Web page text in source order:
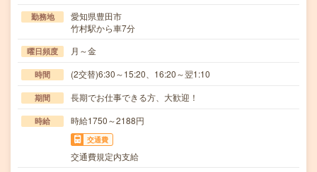
勤務地
愛知県豊田市
竹村駅から車7分
曜日頻度 月～金
時間 (2交替)6:30～15:20、16:20～翌1:10
期間 長期でお仕事できる方、大歓迎！
時給 時給1750～2188円
交通費
交通費規定内支給